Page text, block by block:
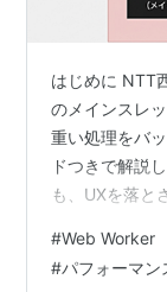
はじめに NTT
のメインスレ
重い処理をバ
ドつきで解説
も、UXを落と
情報に基づき
「Workerに逃
#Web Worker
#パフォーマン